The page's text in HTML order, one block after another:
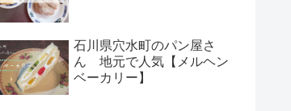
石川県穴水町のパン屋さ
ん 地元で人気【メルヘン
ベーカリー】